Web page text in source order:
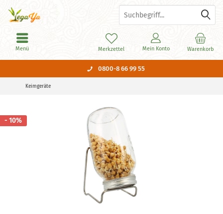
0800-8 66 99 55
Warenkorb
Merkzettel Mein Konto
Menü
Keimgeräte
- 10%